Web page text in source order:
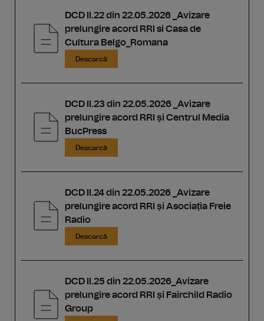
DCD II.22 din 22.05.2026 _Avizare
prelungire acord RRI si Casa de
Cultura Belgo_Romana
Descarcă
DCD II.23 din 22.05.2026 _Avizare
prelungire acord RRI ṣi Centrul Media
BucPress
Descarcă
DCD II.24 din 22.05.2026 _Avizare
prelungire acord RRI ṣi Asociaṭia Freie
Radio
Descarcă
DCD II.25 din 22.05.2026_Avizare
prelungire acord RRI ṣi Fairchild Radio
Group